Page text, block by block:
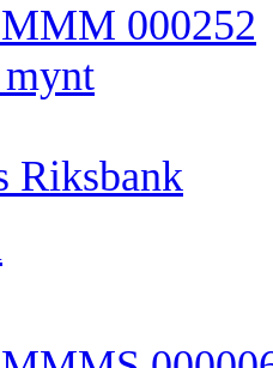
MMM 000252
mynt
Riksbank